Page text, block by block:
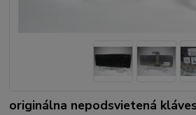
originálna nepodsvietená